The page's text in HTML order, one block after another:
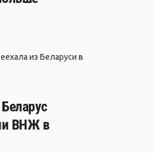
из Беларуси в
ВНЖ в